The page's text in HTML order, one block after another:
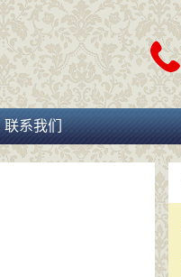
联系我们